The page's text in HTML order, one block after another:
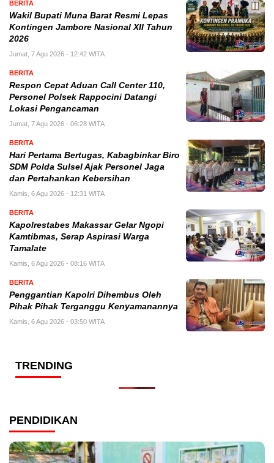
BERITA
Wakil Bupati Muna Barat Resmi Lepas
Kontingen Jambore Nasional XII Tahun
2026
Jumat, 7 Agu 2026 - 12:42 WITA
BERITA
Respon Cepat Aduan Call Center 110,
Personel Polsek Rappocini Datangi
Lokasi Pengancaman
Jumat, 7 Agu 2026 - 06:28 WITA
BERITA
Hari Pertama Bertugas, Kabagbinkar Biro
SDM Polda Sulsel Ajak Personel Jaga
dan Pertahankan Kebersihan
Kamis, 6 Agu 2026 - 12:31 WITA
BERITA
Kapolrestabes Makassar Gelar Ngopi
Kamtibmas, Serap Aspirasi Warga
Tamalate
Kamis, 6 Agu 2026 - 08:16 WITA
BERITA
Penggantian Kapolri Dihembus Oleh
Pihak Pihak Terganggu Kenyamanannya
Kamis, 6 Agu 2026 - 03:50 WITA
TRENDING
PENDIDIKAN